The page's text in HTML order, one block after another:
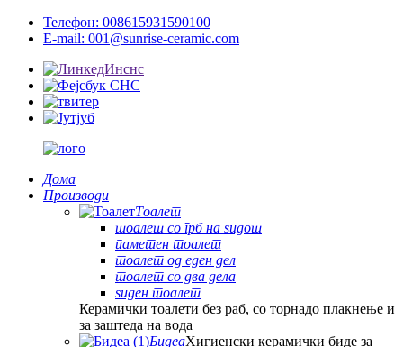
Телефон: 008615931590100
E-mail: 001@sunrise-ceramic.com
Дома
Производи
Тоалет
тоалет со грб на ѕидот
паметен тоалет
тоалет од еден дел
тоалет со два дела
ѕиден тоалет
Керамички тоалети без раб, со торнадо плакнење и
за заштеда на вода
БидеаХигиенски керамички биде за